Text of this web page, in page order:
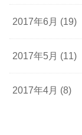
2017年6月 (19)
2017年5月 (11)
2017年4月 (8)